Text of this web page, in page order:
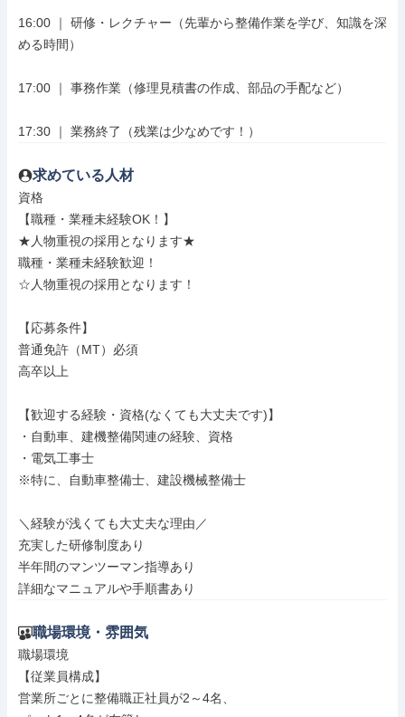
16:00 ｜ 研修・レクチャー（先輩から整備作業を学び、知識を深
める時間）
17:00 ｜ 事務作業（修理見積書の作成、部品の手配など）
17:30 ｜ 業務終了（残業は少なめです！）
求めている人材
資格
【職種・業種未経験OK！】
★人物重視の採用となります★
職種・業種未経験歓迎！
☆人物重視の採用となります！
【応募条件】
普通免許（MT）必須
高卒以上
【歓迎する経験・資格(なくても大丈夫です)】
・自動車、建機整備関連の経験、資格
・電気工事士
※特に、自動車整備士、建設機械整備士
＼経験が浅くても大丈夫な理由／
充実した研修制度あり
半年間のマンツーマン指導あり
詳細なマニュアルや手順書あり
職場環境・雰囲気
職場環境
【従業員構成】
営業所ごとに整備職正社員が2～4名、